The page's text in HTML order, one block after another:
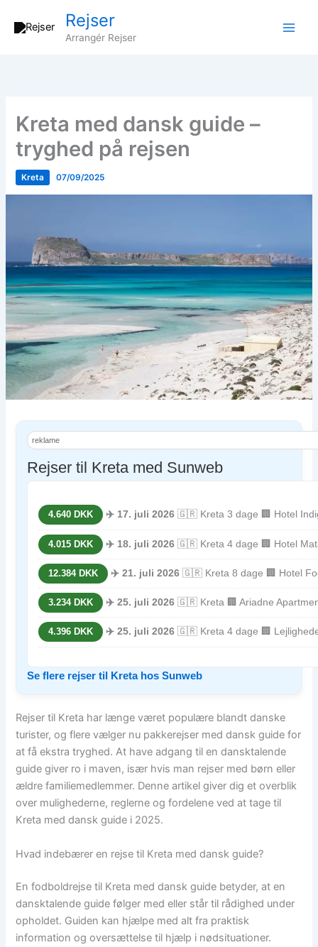
Rejser
Arrangér Rejser
Kreta med dansk guide –
tryghed på rejsen
Kreta 07/09/2025
reklame
Rejser til Kreta med Sunweb
4.640 DKK ✈️ 17. juli 2026 🇬🇷 Kreta 3 dage 🏢 Hotel
4.015 DKK ✈️ 18. juli 2026 🇬🇷 Kreta 4 dage 🏢 Hotel
12.384 DKK ✈️ 21. juli 2026 🇬🇷 Kreta 8 dage 🏢 Hotel
3.234 DKK ✈️ 25. juli 2026 🇬🇷 Kreta 🏢 Ariadne
4.396 DKK ✈️ 25. juli 2026 🇬🇷 Kreta 4 dage 🏢
Se flere rejser til Kreta hos Sunweb
Rejser til Kreta har længe været populære blandt danske
turister, og flere vælger nu pakkerejser med dansk guide for
at få ekstra tryghed. At have adgang til en dansktalende
guide giver ro i maven, især hvis man rejser med børn eller
ældre familiemedlemmer. Denne artikel giver dig et overblik
over mulighederne, reglerne og fordelene ved at tage til
Kreta med dansk guide i 2025.
Hvad indebærer en rejse til Kreta med dansk guide?
En fodboldrejse til Kreta med dansk guide betyder, at en
dansktalende guide følger med eller står til rådighed under
opholdet. Guiden kan hjælpe med alt fra praktisk
information og oversættelse til hjælp i nødsituationer.